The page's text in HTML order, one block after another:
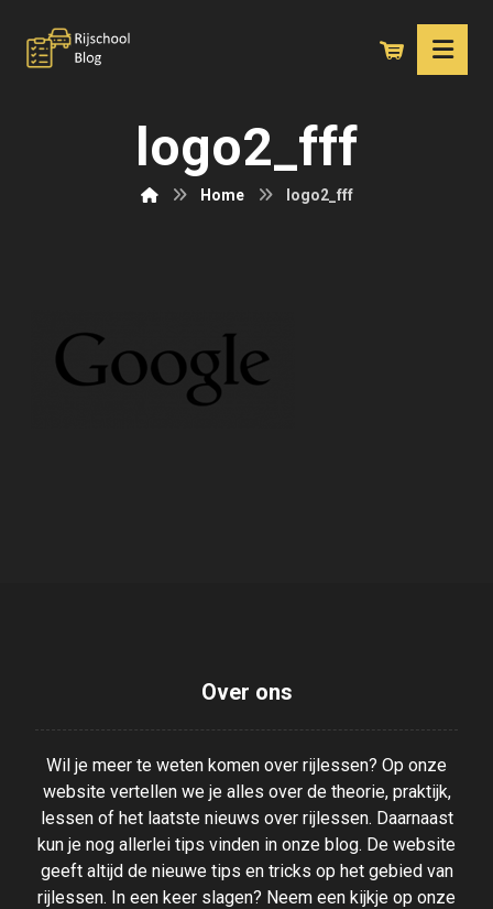
logo2_fff
Home logo2_fff
Over ons
Wil je meer te weten komen over rijlessen? Op onze
website vertellen we je alles over de theorie, praktijk,
lessen of het laatste nieuws over rijlessen. Daarnaast
kun je nog allerlei tips vinden in onze blog. De website
geeft altijd de nieuwe tips en tricks op het gebied van
rijlessen. In een keer slagen? Neem een kijkje op onze